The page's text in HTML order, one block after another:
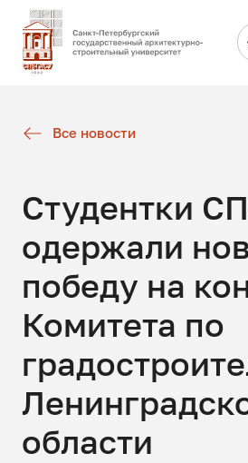
Все новости
Студентки
одержали
победу на
Комитета по
области